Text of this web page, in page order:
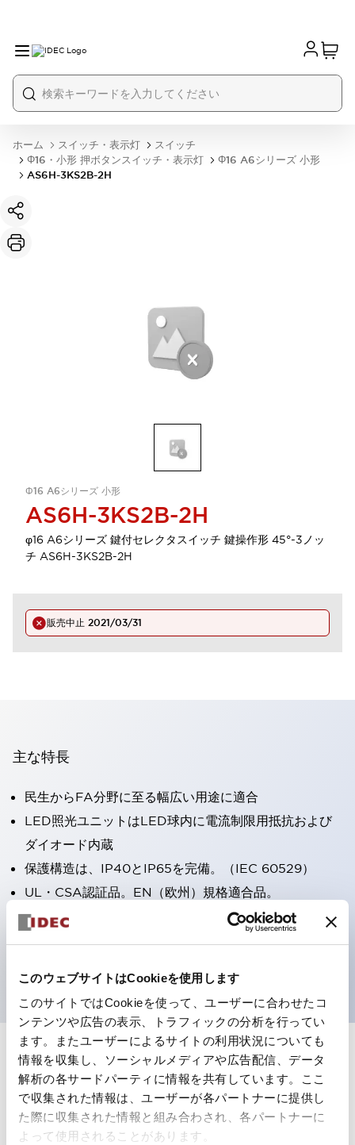
このウェブサイトはCookieを使用します
このサイトではCookieを使って、ユーザーに合わせたコ
ンテンツや広告の表示、トラフィックの分析を行ってい
ます。またユーザーによるサイトの利用状況についても
情報を収集し、ソーシャルメディアや広告配信、データ
解析の各サードパーティに情報を共有しています。ここ
で収集された情報は、ユーザーが各パートナーに提供し
た際に収集された情報と組み合わされ、各パートナーに
よって使用されることがあります。
ホーム スイッチ・表示灯
スイッチ
Φ16・小形 押ボタンスイッチ・表示灯
Φ16 A6シリーズ 小形
AS6H-3KS2B-2H
Φ16 A6シリーズ 小形
AS6H-3KS2B-2H
φ16 A6シリーズ 鍵付セレクタスイッチ 鍵操作形 45°-3ノッ
チ AS6H-3KS2B-2H
販売中止 2021/03/31
主な特長
民生からFA分野に至る幅広い用途に適合
LED照光ユニットはLED球内に電流制限用抵抗および
ダイオード内蔵
保護構造は、IP40とIP65を完備。（IEC 60529）
UL・CSA認証品。EN（欧州）規格適合品。
CCC認証品（表示灯は除く）。
ドキュメントとファイル
カタログ 規格・認証 技術文書 その他